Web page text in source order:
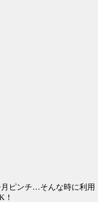
ピンチ…そんな時に利用
！